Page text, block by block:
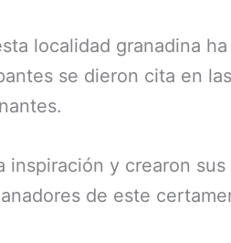
localidad granadina
se dieron cita en
y crearon sus
de este